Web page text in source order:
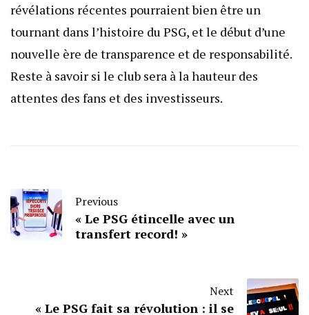
révélations récentes pourraient bien être un
tournant dans l’histoire du PSG, et le début d’une
nouvelle ère de transparence et de responsabilité.
Reste à savoir si le club sera à la hauteur des
attentes des fans et des investisseurs.
Previous
« Le PSG étincelle avec un
transfert record! »
Next
« Le PSG fait sa révolution : il se